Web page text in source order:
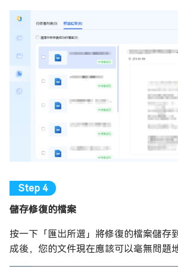
儲存修復的檔案
按一下「匯出所選」將修復的檔案儲存
成後，您的文件現在應該可以毫無問題